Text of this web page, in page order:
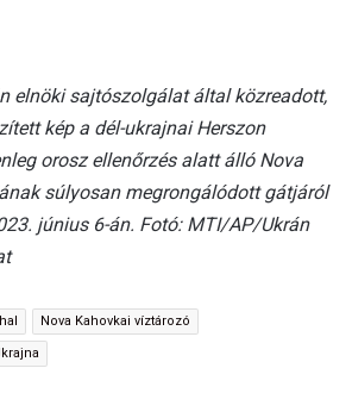
elnöki sajtószolgálat által közreadott,
kép a dél-ukrajnai Herszon
orosz ellenőrzés alatt álló Nova
súlyosan megrongálódott gátjáról
június 6-án. Fotó: MTI/AP/Ukrán
Nova Kahovkai víztározó